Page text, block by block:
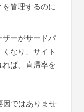
管理するのに
ーがサードパ
なり、サイト
ば、直帰率を
因ではありませ